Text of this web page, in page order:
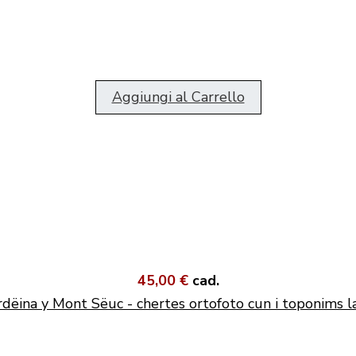
Aggiungi al Carrello
45,00 € cad.
y Mont Sëuc - chertes ortofoto cun i toponims